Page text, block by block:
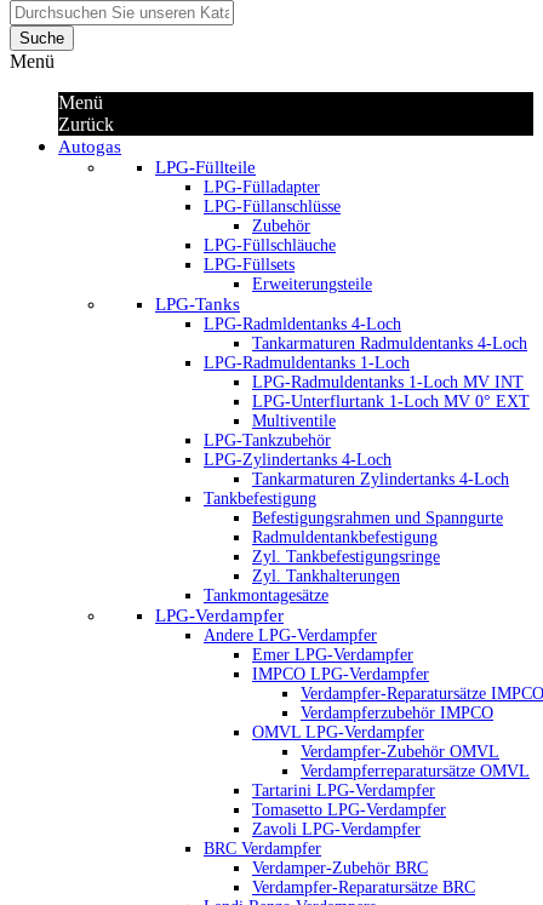
Suche
Menü
Menü
Zurück
Autogas
LPG-Füllteile
LPG-Fülladapter
LPG-Füllanschlüsse
Zubehör
LPG-Füllschläuche
LPG-Füllsets
Erweiterungsteile
LPG-Tanks
LPG-Radmldentanks 4-Loch
Tankarmaturen Radmuldentanks 4-Loch
LPG-Radmuldentanks 1-Loch
LPG-Radmuldentanks 1-Loch MV INT
LPG-Unterflurtank 1-Loch MV 0° EXT
Multiventile
LPG-Tankzubehör
LPG-Zylindertanks 4-Loch
Tankarmaturen Zylindertanks 4-Loch
Tankbefestigung
Befestigungsrahmen und Spanngurte
Radmuldentankbefestigung
Zyl. Tankbefestigungsringe
Zyl. Tankhalterungen
Tankmontagesätze
LPG-Verdampfer
Andere LPG-Verdampfer
Emer LPG-Verdampfer
IMPCO LPG-Verdampfer
Verdampfer-Reparatursätze IMPCO
Verdampferzubehör IMPCO
OMVL LPG-Verdampfer
Verdampfer-Zubehör OMVL
Verdampferreparatursätze OMVL
Tartarini LPG-Verdampfer
Tomasetto LPG-Verdampfer
Zavoli LPG-Verdampfer
BRC Verdampfer
Verdamper-Zubehör BRC
Verdampfer-Reparatursätze BRC